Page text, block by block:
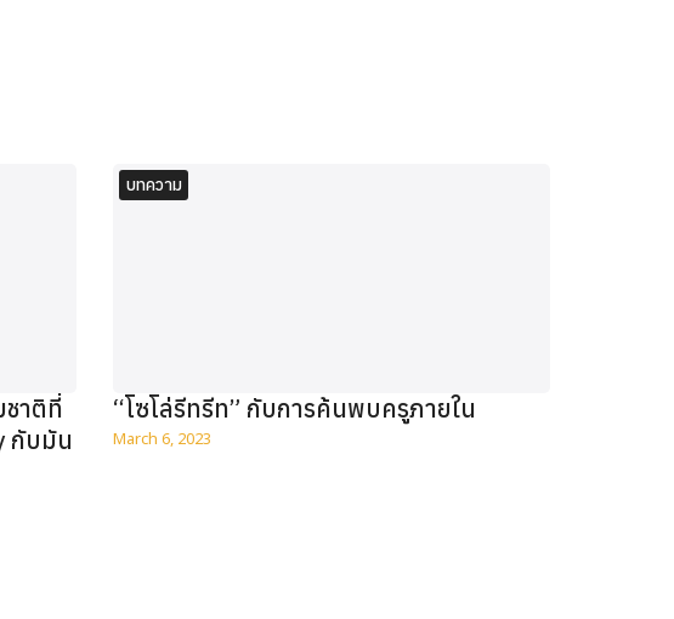
ชาติที่
กับมัน
บทความ
“โซโล่รีทรีท” กับการค้นพบครูภายใน
March 6, 2023